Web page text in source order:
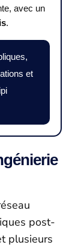
avec un
.
et
post-
plusieurs